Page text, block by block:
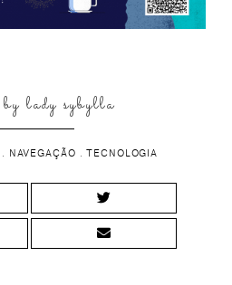
bylady sybylla
. NAVEGAÇÃO .TECNOLOGIA